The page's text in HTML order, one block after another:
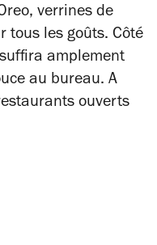
verrines de
tous les goûts. Côté
amplement
au bureau. A
ouverts